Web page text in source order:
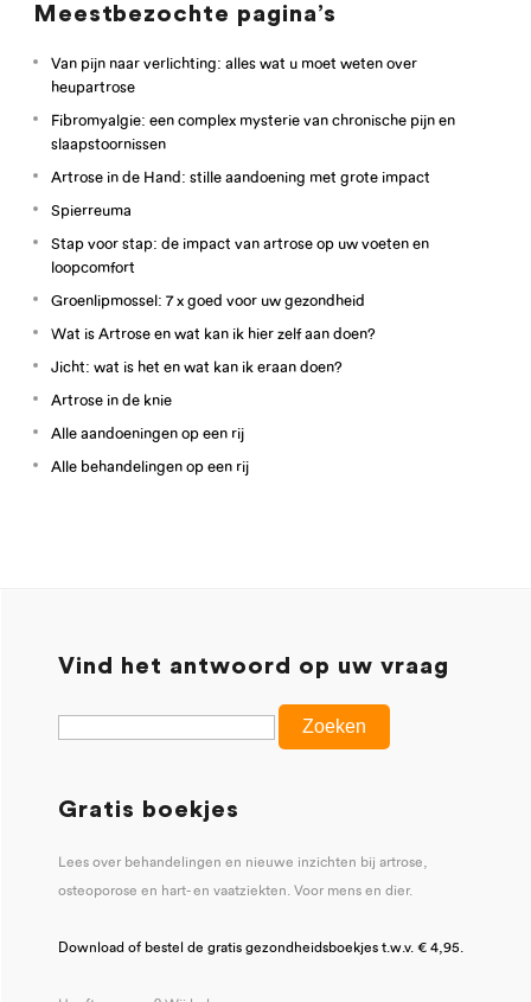
Meestbezochte pagina’s
Van pijn naar verlichting: alles wat u moet weten over
heupartrose
Fibromyalgie: een complex mysterie van chronische pijn en
slaapstoornissen
Artrose in de Hand: stille aandoening met grote impact
Spierreuma
Stap voor stap: de impact van artrose op uw voeten en
loopcomfort
Groenlipmossel: 7 x goed voor uw gezondheid
Wat is Artrose en wat kan ik hier zelf aan doen?
Jicht: wat is het en wat kan ik eraan doen?
Artrose in de knie
Alle aandoeningen op een rij
Alle behandelingen op een rij
Vind het antwoord op uw vraag
Gratis boekjes
Lees over behandelingen en nieuwe inzichten bij artrose,
osteoporose en hart- en vaatziekten. Voor mens en dier.
Download of bestel de gratis gezondheidsboekjes t.w.v. € 4,95.